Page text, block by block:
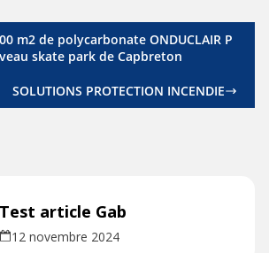
m2 de polycarbonate ONDUCLAIR P
skate park de Capbreton
SOLUTIONS PROTECTION INCENDIE
Test article Gab
12 novembre 2024